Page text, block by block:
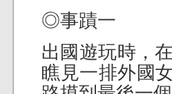
◎事蹟一
出國遊玩時，
瞧見一排外國